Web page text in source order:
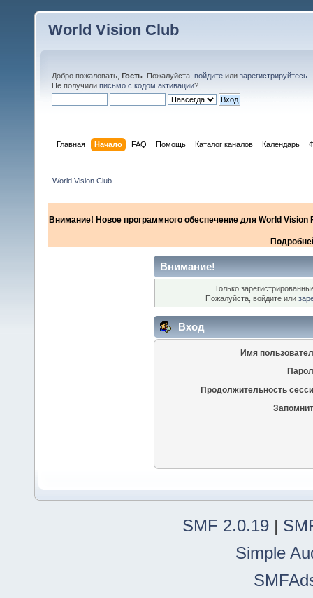
World Vision Club
Добро пожаловать, Гость . Пожалуйста, войдите или зарегистрируйтесь
Не получили письмо с кодом активации?
Главная Начало FAQ Помощь Каталог каналов Календарь
World Vision Club
Внимание! Новое программного обеспечение для World
Внимание!
Только
Пожалуйста, войдите или
Вход
Имя
Продолжительность
SMF 2.0.19 |
Simple